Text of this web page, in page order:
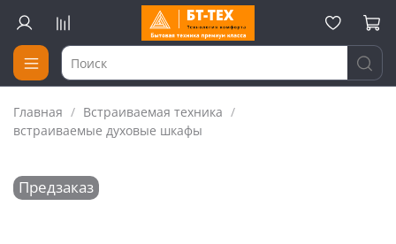
Главная
Встраиваемая техника
встраиваемые духовые шкафы
Предзаказ